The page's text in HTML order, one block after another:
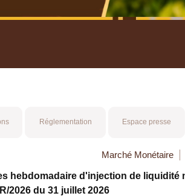
Réglementation Espace presse
Marché Monétaire
hebdomadaire d'injection de liquidité
2026 du 31 juillet 2026